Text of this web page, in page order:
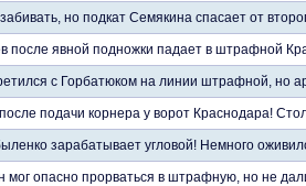
но подкат Семякина спасает от
после явной подножки падает в штрафной
с Горбатюком на линии штрафной, но
подачи корнера у ворот Краснодара!
зарабатывает угловой! Немного
мог опасно прорваться в штрафную, но не